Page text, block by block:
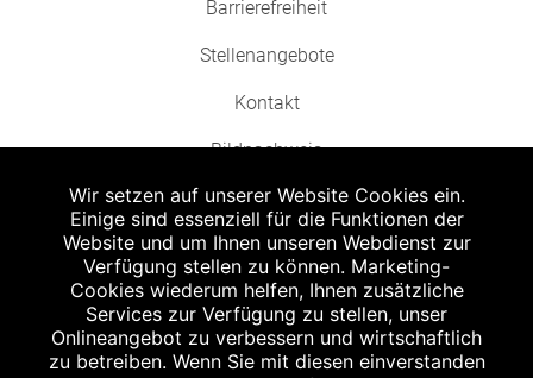
Barrierefreiheit
Stellenangebote
Kontakt
Bildnachweis
Abgabe in haushaltsüblichen Mengen, solange der Vorrat reicht. Für Druck-
und Satzfehler keine Haftung.
Zu Risiken und Nebenwirkungen lesen Sie die Packungsbeilage und fragen
Sie Ihren Arzt oder Apotheker.
Wir setzen auf unserer Website Cookies ein.
Einige sind essenziell für die Funktionen der
Website und um Ihnen unseren Webdienst zur
Verfügung stellen zu können. Marketing-
Cookies wiederum helfen, Ihnen zusätzliche
Services zur Verfügung zu stellen, unser
Onlineangebot zu verbessern und wirtschaftlich
zu betreiben. Wenn Sie mit diesen einverstanden